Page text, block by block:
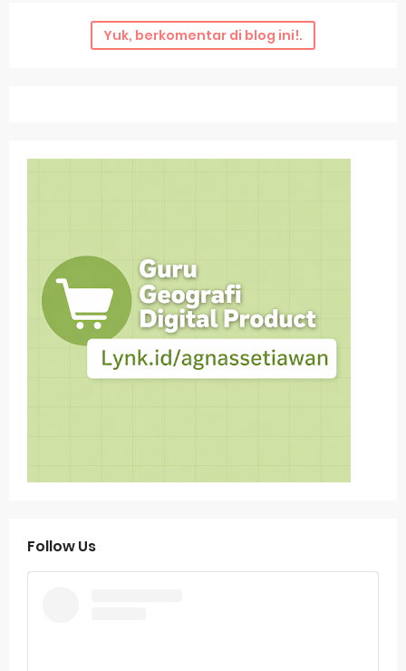
Yuk, berkomentar di blog ini!.
Follow Us